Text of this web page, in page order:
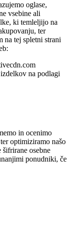
oglase,
vsebine ali
ki temleljijo na
ter
na tej spletni strani
na podlagi
in ocenimo
optimiziramo našo
šifrirane osebne
ponudniki, če